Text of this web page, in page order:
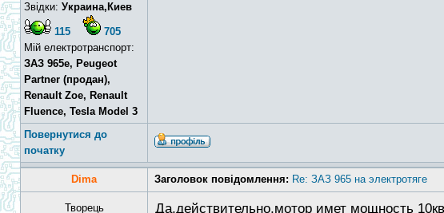
Звідки: Украина,Киев
115
705
Мій електротранспорт:
ЗАЗ 965e, Peugeot
Partner (продан),
Renault Zoe, Renault
Fluence, Tesla Model 3
Повернутися до
початку
Dima Заголовок повідомлення: Re: ЗАЗ 965 на электротяге
Творець
Да,действительно,мотор имет мощность